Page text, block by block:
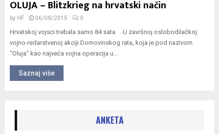
OLUJA – Blitzkrieg na hrvatski način
by HF 06/08/2015 0
Hrvatskoj vojsci trebala samo 84 sata U završnoj oslobodilačkoj
vojno-redarstvenoj akciji Domovinskog rata, koja je pod nazivom
“Oluja” kao najveća vojna operacija u...
Saznaj više
ANKETA